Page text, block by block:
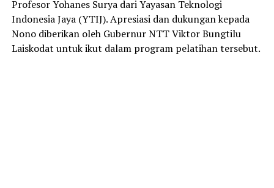
Profesor Yohanes Surya dari Yayasan Teknologi
Indonesia Jaya (YTIJ). Apresiasi dan dukungan kepada
Nono diberikan oleh Gubernur NTT Viktor Bungtilu
Laiskodat untuk ikut dalam program pelatihan tersebut.